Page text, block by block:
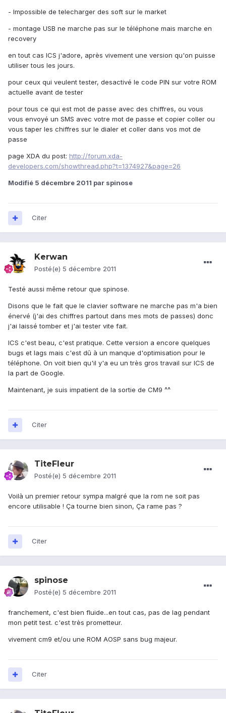
- Impossible de telecharger des soft sur le market
- montage USB ne marche pas sur le téléphone mais marche en
recovery
en tout cas ICS j'adore, après vivement une version qu'on puisse
utiliser tous les jours.
pour ceux qui veulent tester, desactivé le code PIN sur votre ROM
actuelle avant de tester
pour tous ce qui est mot de passe avec des chiffres, ou vous
vous envoyé un SMS avec votre mot de passe et copier coller ou
vous taper les chiffres sur le dialer et coller dans vos mot de
passe
page XDA du post: http://forum.xda-
developers.com/showthread.php?t=1374927&page=26
Modifié 5 décembre 2011 par spinose
Citer
Kerwan
Posté(e) 5 décembre 2011
Testé aussi même retour que spinose.
Disons que le fait que le clavier software ne marche pas m'a bien
énervé (j'ai des chiffres partout dans mes mots de passes) donc
j'ai laissé tomber et j'ai tester vite fait.
ICS c'est beau, c'est pratique. Cette version a encore quelques
bugs et lags mais c'est dû à un manque d'optimisation pour le
téléphone. On voit bien qu'il y'a eu un très gros travail sur ICS de
la part de Google.
Maintenant, je suis impatient de la sortie de CM9 ^^
Citer
TiteFleur
Posté(e) 5 décembre 2011
Voilà un premier retour sympa malgré que la rom ne soit pas
encore utilisable ! Ça tourne bien sinon, Ça rame pas ?
Citer
spinose
Posté(e) 5 décembre 2011
franchement, c'est bien fluide...en tout cas, pas de lag pendant
mon petit test. c'est très prometteur.
vivement cm9 et/ou une ROM AOSP sans bug majeur.
Citer